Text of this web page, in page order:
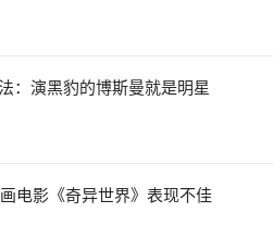
：演黑豹的博斯曼就是明星
电影《奇异世界》表现不佳